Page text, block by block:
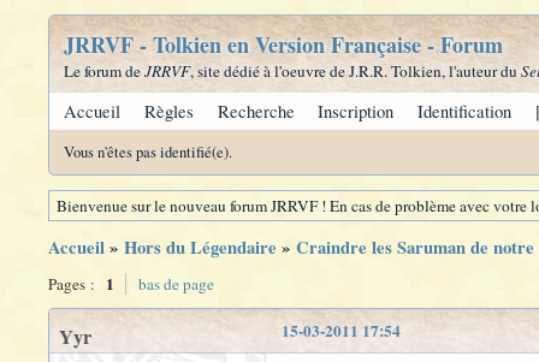
JRRVF - Tolkien en Version Française - Forum
Le forum deJRRVF, site dédié à l'oeuvre de J.R.R. Tolkien, l'auteur du
Accueil Règles Recherche Inscription Identification
Vous n'êtes pas identifié(e).
Bienvenue sur le nouveau forum JRRVF ! En cas de problème avec
Accueil» Hors du Légendaire » Craindre les Saruman de notre
Pages : 1 bas de page
15-03-2011 17:54
Yyr